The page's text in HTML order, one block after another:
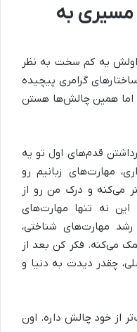
به
یه کم سخت به نظر
گرامری پیچیده
اما همین چالش‌ها هستن
قدم‌های اول تو یه
مهارت‌های زبانیم رو
می‌کنه و درک من رو از
این نه تنها مهارت‌های
رشد مهارت‌های شناختی،
می‌کنه. فکر کن بعد از
چقدر دیدت به دنیا و
از خود چالش داره. اون